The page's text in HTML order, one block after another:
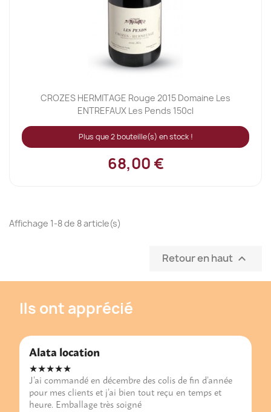
CROZES HERMITAGE Rouge 2015 Domaine Les
ENTREFAUX Les Pends 150cl
Plus que 2 bouteille(s) en stock !
68,00 €
Affichage 1-8 de 8 article(s)
Retour en haut 
Ils ont apprécié
Alata location
★★★★★
J’ai commandé en décembre des colis de fin d’année
pour mes clients et j’ai bien tout reçu en temps et
heure. Emballage très soigné